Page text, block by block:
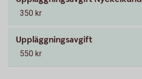
350 kr
Uppläggningsavgift
550 kr